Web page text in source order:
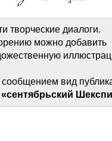
творческие диалоги.
можно добавить
вид
«сентябрьский